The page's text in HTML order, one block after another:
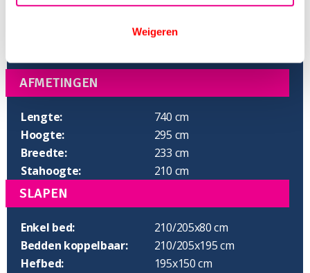
Weigeren
AFMETINGEN
Lengte:
740 cm
Hoogte:
295 cm
Breedte:
233 cm
Stahoogte:
210 cm
SLAPEN
Enkel bed:
210/205x80 cm
Bedden koppelbaar:
210/205x195 cm
Hefbed:
195x150 cm